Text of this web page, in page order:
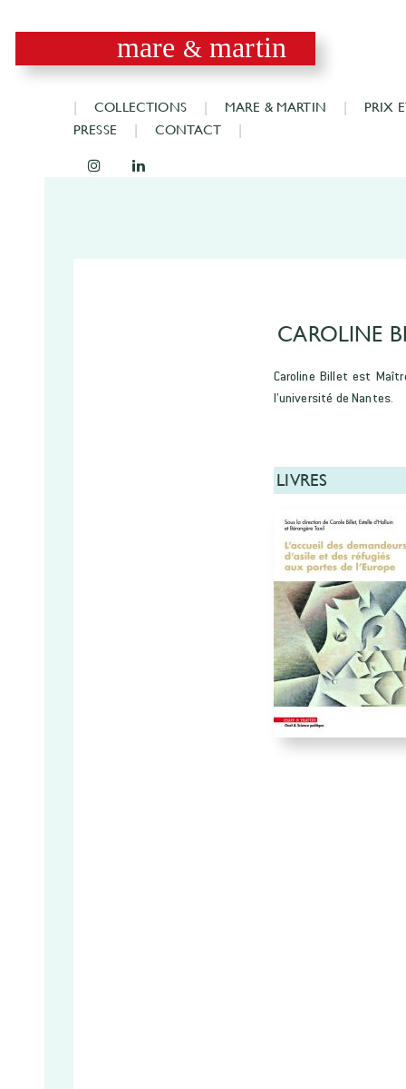
mare & martin
COLLECTIONS MARE & MARTIN
PRIX
PRESSE
CONTACT
CAROLINE
Caroline Billet est
l’université de Nantes.
LIVRES